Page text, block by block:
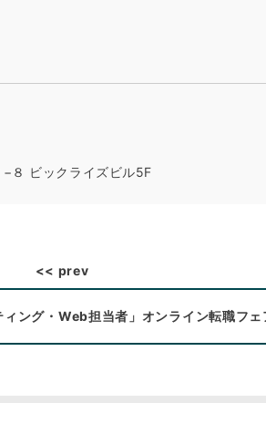
８ ビックライズビル5F
ング・Web担当者」オンライン転職フェ